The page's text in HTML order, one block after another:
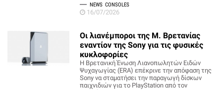
NEWS CONSOLES
16/07/2026
Οι λιανέμποροι της Μ. Βρετανίας
εναντίον της Sony για τις φυσικές
κυκλοφορίες
Η Βρετανική Ένωση Λιανοπωλητών Ειδών
Ψυχαγωγίας (ERA) επέκρινε την απόφαση της
Sony να σταματήσει την παραγωγή δίσκων
παιχνιδιών για το PlayStation από τον